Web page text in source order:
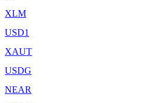
XLM
USD1
XAUT
USDG
NEAR